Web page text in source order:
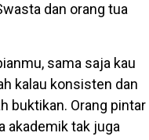
dan orang tua
sama saja kau
kalau konsisten dan
buktikan. Orang pintar
akademik tak juga